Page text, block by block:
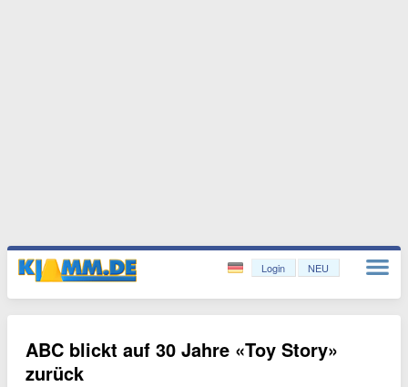
Login NEU
ABC blickt auf 30 Jahre «Toy Story»
zurück